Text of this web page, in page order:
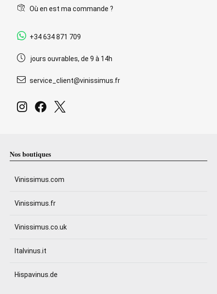
Où en est ma commande ?
+34 634 871 709
jours ouvrables, de 9 à 14h
service_client@vinissimus.fr
Nos boutiques
Vinissimus.com
Vinissimus.fr
Vinissimus.co.uk
Italvinus.it
Hispavinus.de